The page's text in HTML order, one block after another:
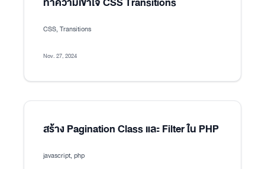
CSS, Transitions
Nov. 27, 2024
สร้าง Pagination Class และ Filter ใน PHP
javascript, php